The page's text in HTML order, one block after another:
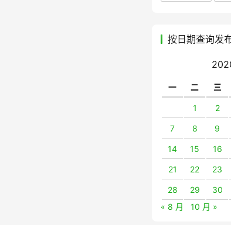
按日期查询发
一 二 三
1 2
7 8 9
14 15 16
21 22 23
28 29
30
« 8 月
10 月 »